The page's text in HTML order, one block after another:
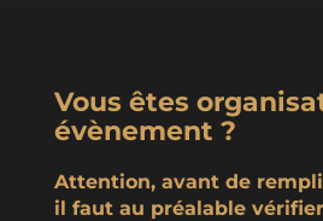
Vous êtes
évènement ?
Attention, avant de
il faut au préalable